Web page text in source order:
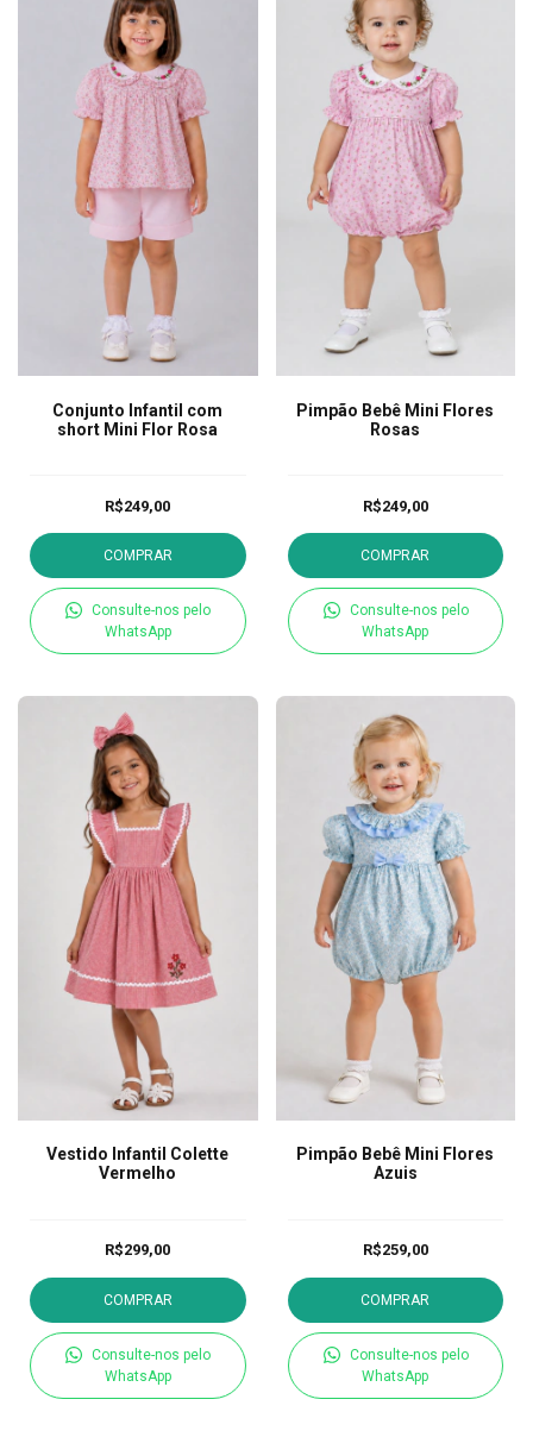
Conjunto Infantil com
short Mini Flor Rosa
R$249,00
COMPRAR
Consulte-nos pelo
WhatsApp
Pimpão Bebê Mini Flores
Rosas
R$249,00
COMPRAR
Consulte-nos pelo
WhatsApp
Vestido Infantil Colette
Vermelho
R$299,00
COMPRAR
Consulte-nos pelo
WhatsApp
Pimpão Bebê Mini Flores
Azuis
R$259,00
COMPRAR
Consulte-nos pelo
WhatsApp